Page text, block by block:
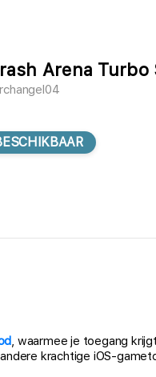
Arena Turbo
, waarmee je toegang
krachtige iOS-